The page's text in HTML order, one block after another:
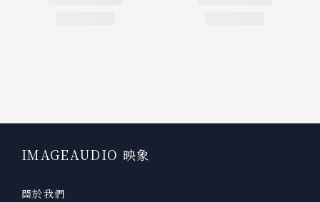
IMAGEAUDIO 映象
關於我們